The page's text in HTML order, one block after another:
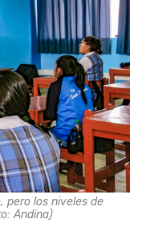
pero los niveles de
Andina)